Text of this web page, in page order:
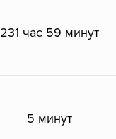
231 час 59 минут
5 минут